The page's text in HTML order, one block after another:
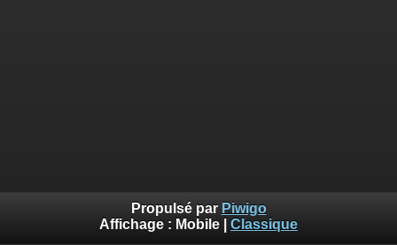
Propulsé par Piwigo
Affichage : Mobile Classique